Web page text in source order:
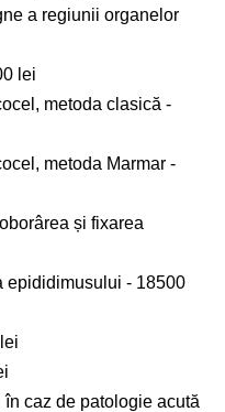
a regiunii organelor
lei
metoda clasică -
metoda Marmar -
și fixarea
epididimusului - 18500
în caz de patologie acută